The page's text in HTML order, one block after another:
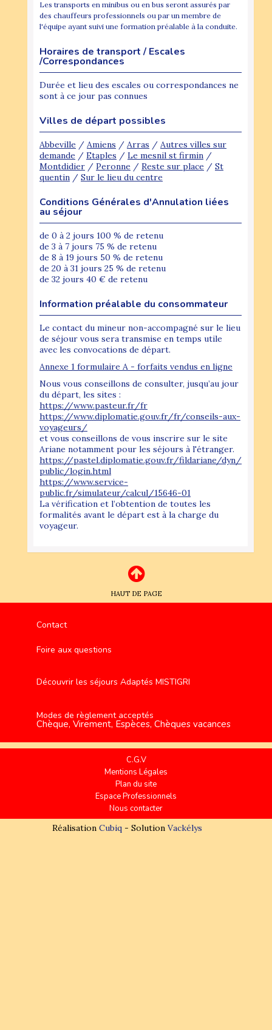
Les transports en minibus ou en bus seront assurés par
des chauffeurs professionnels ou par un membre de
l'équipe ayant suivi une formation préalable à la conduite.
Horaires de transport / Escales
/Correspondances
Durée et lieu des escales ou correspondances ne
sont à ce jour pas connues
Villes de départ possibles
Abbeville / Amiens / Arras / Autres villes sur
demande / Etaples / Le mesnil st firmin /
Montdidier / Peronne / Reste sur place / St
quentin / Sur le lieu du centre
Conditions Générales d'Annulation liées
au séjour
de 0 à 2 jours 100 % de retenu
de 3 à 7 jours 75 % de retenu
de 8 à 19 jours 50 % de retenu
de 20 à 31 jours 25 % de retenu
de 32 jours 40 € de retenu
Information préalable du consommateur
Le contact du mineur non-accompagné sur le lieu
de séjour vous sera transmise en temps utile
avec les convocations de départ.
Annexe 1 formulaire A - forfaits vendus en ligne
Nous vous conseillons de consulter, jusqu’au jour
du départ, les sites :
https://www.pasteur.fr/fr
https://www.diplomatie.gouv.fr/fr/conseils-aux-
voyageurs/
et vous conseillons de vous inscrire sur le site
Ariane notamment pour les séjours à l'étranger.
https://pastel.diplomatie.gouv.fr/fildariane/dyn/
public/login.html
https://www.service-
public.fr/simulateur/calcul/15646-01
La vérification et l’obtention de toutes les
formalités avant le départ est à la charge du
voyageur.
HAUT DE PAGE
Contact
Foire aux questions
Découvrir les séjours Adaptés MISTIGRI
Modes de règlement acceptés
Chèque, Virement, Espèces, Chèques vacances
C.G.V
Mentions Légales
Plan du site
Espace Professionnels
Nous contacter
Réalisation Cubiq- Solution Vackélys